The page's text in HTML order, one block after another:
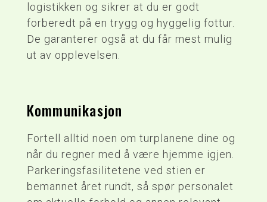
logistikken og sikrer at du er godt
forberedt på en trygg og hyggelig fottur.
De garanterer også at du får mest mulig
ut av opplevelsen.
Kommunikasjon
Fortell alltid noen om turplanene dine og
når du regner med å være hjemme igjen.
Parkeringsfasilitetene ved stien er
bemannet året rundt, så spør personalet